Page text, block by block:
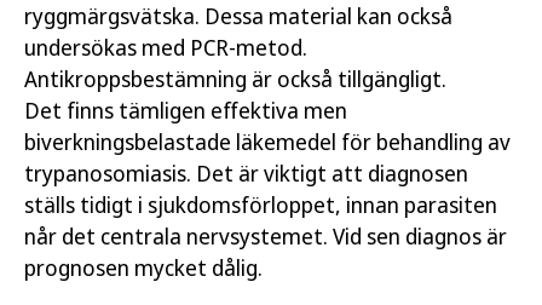
ryggmärgsvätska. Dessa material kan också
undersökas med PCR-metod.
Antikroppsbestämning är också tillgängligt.
Det finns tämligen effektiva men
biverkningsbelastade läkemedel för behandling av
trypanosomiasis. Det är viktigt att diagnosen
ställs tidigt i sjukdomsförloppet, innan parasiten
når det centrala nervsystemet. Vid sen diagnos är
prognosen mycket dålig.